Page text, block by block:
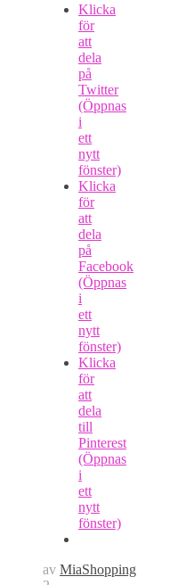
Klicka
för
att
dela
på
Twitter
(Öppnas
i
ett
nytt
fönster)
Klicka
för
att
dela
på
Facebook
(Öppnas
i
ett
nytt
fönster)
Klicka
för
att
dela
till
Pinterest
(Öppnas
i
ett
nytt
fönster)
av MiaShopping